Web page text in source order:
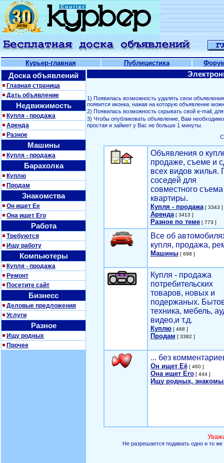
Курьер-главная Публицистика
Доска объявлений
Главная страница
Дать объявление
Недвижимость
Купля - продажа
Аренда
Разное
Машины
Купля - продажа
Барахолка
Куплю
Продам
Знакомства
Он ищет Ее
Она ищет Его
Работа
Требуются
Ищу работу
Компьютеры
Купля - продажа
Ремонт
Посетите сайт
Бизнесс
Деловые предложения
Услуги
Разное
Ищу родных
Прочее
1) Появилась возможность удалять свои
появится иконка, нажав на которую объявление
2) Появилась возможность скрывать свой е-mail,
3) Чтобы опубликовать объявление, Вам
простая и займет у Вас не больше 1 минуты.
Объявления о
продаже, съеме и
всех видов жилья.
соседей для
совместного съема
квартиры.
Купля - продажа[ 3343 ]
Аренда[ 3413 ]
Разное по теме[ 773 ]
Все об
купля, продажа,
Машины[ 698 ]
Купля - продажа
потребительских
товаров, новых и
подержаных.
техника, мебель,
видео,и т.д.
Куплю[ 468 ]
Продам [ 3382 ]
... без
Он ищет Её[ 460 ]
Она ищет Его[ 444 ]
Ищу родных,
Не разрешается подавать одно и то